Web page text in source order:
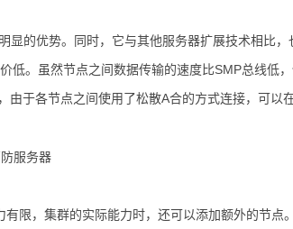
显的优势。同时，它与其他服务器扩展技术相比，
低。虽然节点之间数据传输的速度比SMP总线低
于各节点之间使用了松散A合的方式连接，可以
限，集群的实际能力时，还可以添加额外的节点。